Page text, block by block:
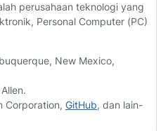
perusahaan teknologi yang
Personal Computer (PC)
New Mexico,
Corporation, GitHub, dan lain-